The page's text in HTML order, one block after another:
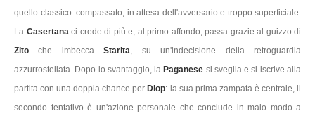
quello classico: compassato, in attesa dell'avversario e troppo superficiale.
La Casertana ci crede di più e, al primo affondo, passa grazie al guizzo di
Zitoche imbeccaStarita, su un'indecisione della retroguardia
azzurrostellata. Dopo lo svantaggio, la Paganese si sveglia e si iscrive alla
partita con una doppia chance per Diop: la sua prima zampata è centrale, il
secondo tentativo è un'azione personale che conclude in malo modo a